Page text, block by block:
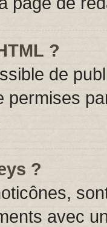
?
de
permises
?
avec